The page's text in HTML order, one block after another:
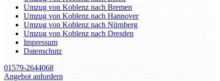
Umzug von Koblenz nach Bremen
Umzug von Koblenz nach Hannover
Umzug von Koblenz nach Nürnberg
Umzug von Koblenz nach Dresden
Impressum
Datenschutz
01579-2644068
Angebot anfordern